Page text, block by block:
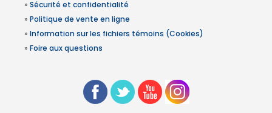
» Sécurité et confidentialité
» Politique de vente en ligne
» Information sur les fichiers témoins (Cookies)
» Foire aux questions